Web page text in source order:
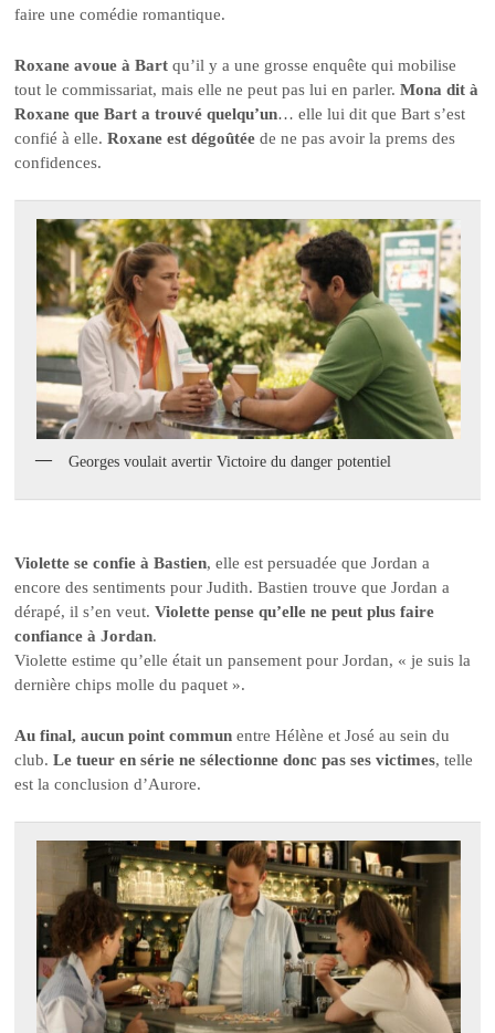
faire une comédie romantique.
Roxane avoue à Bart qu’il y a une grosse enquête qui mobilise
tout le commissariat, mais elle ne peut pas lui en parler.Mona dit à
Roxane que Bart a trouvé quelqu’un… elle lui dit que Bart s’est
confié à elle.Roxane est dégoûtée de ne pas avoir la prems des
confidences.
Georges voulait avertir Victoire du danger potentiel
Violette se confie à Bastien, elle est persuadée que Jordan a
encore des sentiments pour Judith. Bastien trouve que Jordan a
dérapé, il s’en veut.Violette pense qu’elle ne peut plus faire
confiance à Jordan.
Violette estime qu’elle était un pansement pour Jordan, « je suis la
dernière chips molle du paquet ».
Au final, aucun point commun entre Hélène et José au sein du
club.Le tueur en série ne sélectionne donc pas ses victimes, telle
est la conclusion d’Aurore.